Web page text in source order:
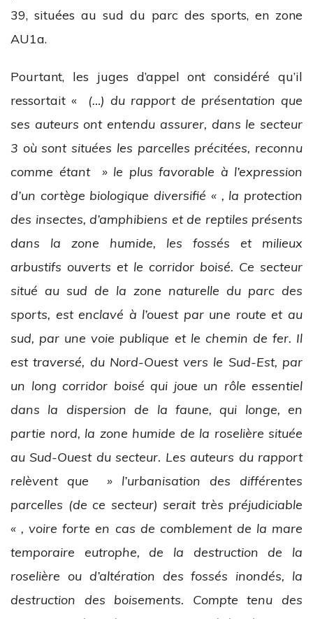
39, situées au sud du parc des sports, en zone
AU1a.
Pourtant, les juges d’appel ont considéré qu’il
ressortait «
(…) du rapport de présentation que
ses auteurs ont entendu assurer, dans le secteur
3 où sont situées les parcelles précitées, reconnu
comme étant » le plus favorable à l’expression
d’un cortège biologique diversifié « , la protection
des insectes, d’amphibiens et de reptiles présents
dans la zone humide, les fossés et milieux
arbustifs ouverts et le corridor boisé. Ce secteur
situé au sud de la zone naturelle du parc des
sports, est enclavé à l’ouest par une route et au
sud, par une voie publique et le chemin de fer. Il
est traversé, du Nord-Ouest vers le Sud-Est, par
un long corridor boisé qui joue un rôle essentiel
dans la dispersion de la faune, qui longe, en
partie nord, la zone humide de la roselière située
au Sud-Ouest du secteur. Les auteurs du rapport
relèvent que » l’urbanisation des différentes
parcelles (de ce secteur) serait très préjudiciable
« , voire forte en cas de comblement de la mare
temporaire eutrophe, de la destruction de la
roselière ou d’altération des fossés inondés, la
destruction des boisements. Compte tenu des